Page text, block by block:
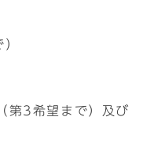
第3希望まで）及び